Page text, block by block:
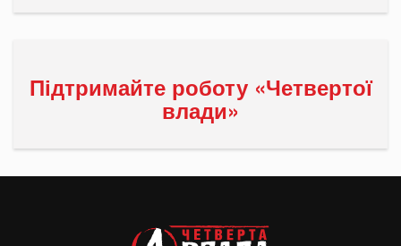
Підтримайте роботу «Четвертої
влади»